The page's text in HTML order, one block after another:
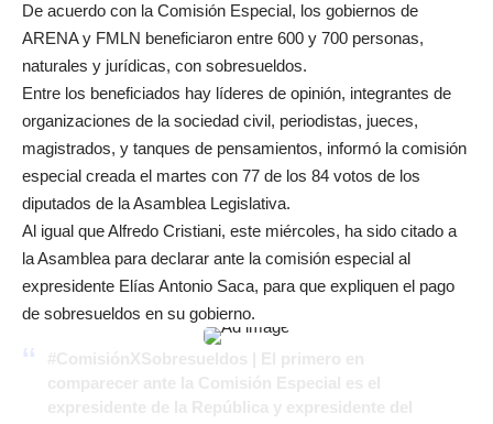
De acuerdo con la Comisión Especial, los gobiernos de
ARENA y FMLN beneficiaron entre 600 y 700 personas,
naturales y jurídicas, con sobresueldos.
Entre los beneficiados hay líderes de opinión, integrantes de
organizaciones de la sociedad civil, periodistas, jueces,
magistrados, y tanques de pensamientos, informó la comisión
especial creada el martes con 77 de los 84 votos de los
diputados de la Asamblea Legislativa.
Al igual que Alfredo Cristiani, este miércoles, ha sido citado a
la Asamblea para declarar ante la comisión especial al
expresidente Elías Antonio Saca, para que expliquen el pago
de sobresueldos en su gobierno.